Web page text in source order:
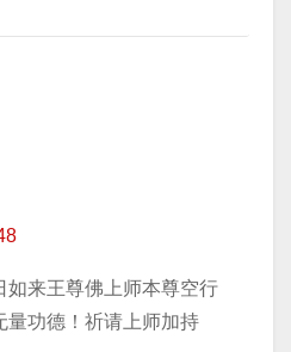
如来王尊佛上师本尊空行
量功德！祈请上师加持